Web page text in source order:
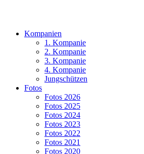
Kompanien
1. Kompanie
2. Kompanie
3. Kompanie
4. Kompanie
Jungschützen
Fotos
Fotos 2026
Fotos 2025
Fotos 2024
Fotos 2023
Fotos 2022
Fotos 2021
Fotos 2020